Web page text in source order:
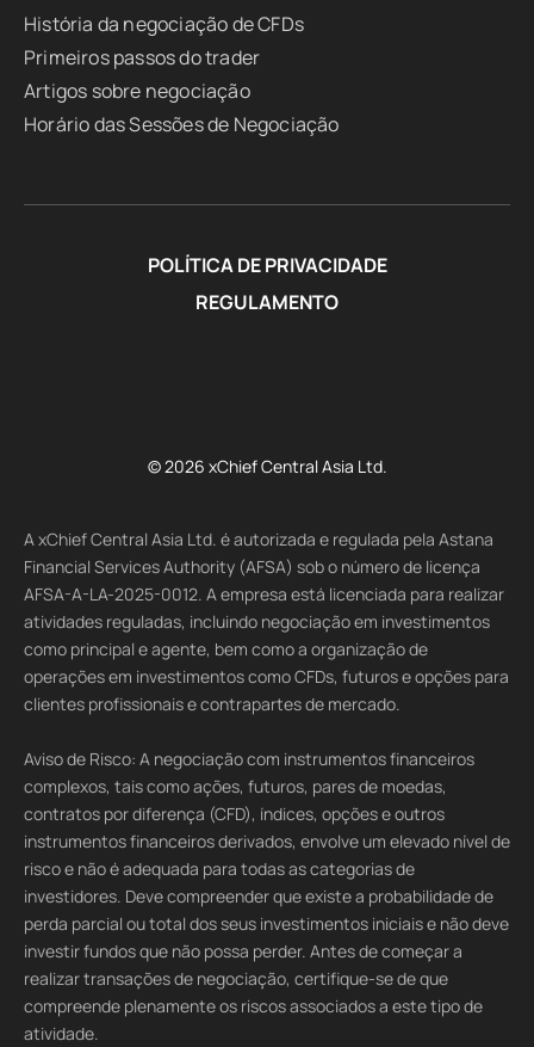
História da negociação de CFDs
Primeiros passos do trader
Artigos sobre negociação
Horário das Sessões de Negociação
POLÍTICA DE PRIVACIDADE
REGULAMENTO
© 2026 xChief Central Asia Ltd.
A xChief Central Asia Ltd. é autorizada e regulada pela Astana
Financial Services Authority (AFSA) sob o número de licença
AFSA-A-LA-2025-0012. A empresa está licenciada para realizar
atividades reguladas, incluindo negociação em investimentos
como principal e agente, bem como a organização de
operações em investimentos como CFDs, futuros e opções para
clientes profissionais e contrapartes de mercado.
Aviso de Risco: A negociação com instrumentos financeiros
complexos, tais como ações, futuros, pares de moedas,
contratos por diferença (CFD), índices, opções e outros
instrumentos financeiros derivados, envolve um elevado nível de
risco e não é adequada para todas as categorias de
investidores. Deve compreender que existe a probabilidade de
perda parcial ou total dos seus investimentos iniciais e não deve
investir fundos que não possa perder. Antes de começar a
realizar transações de negociação, certifique-se de que
compreende plenamente os riscos associados a este tipo de
atividade.